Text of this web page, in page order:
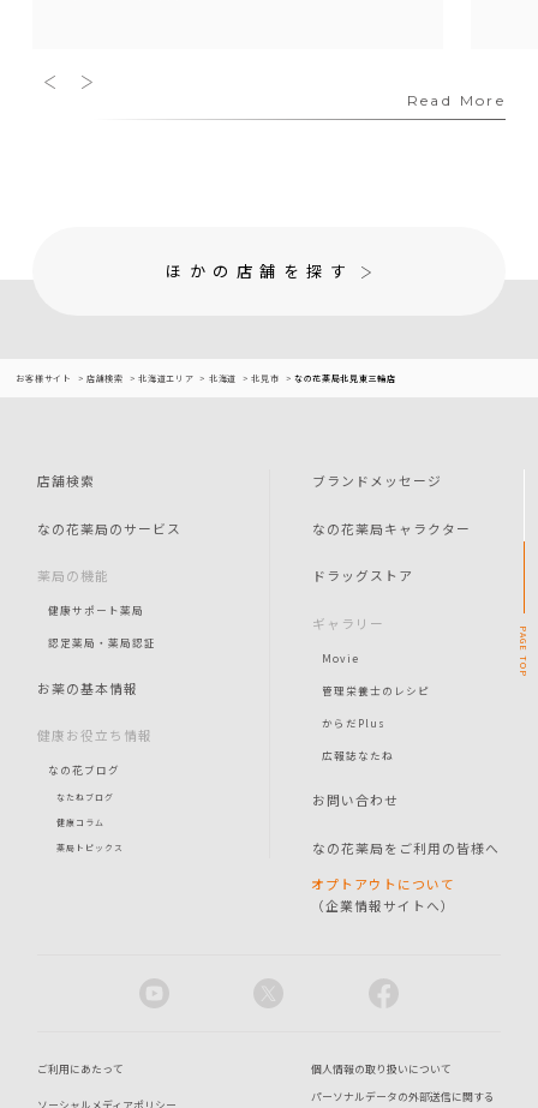
Read More
ほかの店舗を探す
お客様サイト 店舗検索 北海道エリア 北海道 北見市 なの花薬局北見東三輪店
店舗検索
なの花薬局のサービス
薬局の機能
健康サポート薬局
認定薬局・薬局認証
お薬の基本情報
健康お役立ち情報
なの花ブログ
なたねブログ
健康コラム
薬局トピックス
ブランドメッセージ
なの花薬局キャラクター
ドラッグストア
ギャラリー
Movie
管理栄養士のレシピ
からだPlus
広報誌なたね
お問い合わせ
なの花薬局をご利用の皆様へ
オプトアウトについて
（企業情報サイトへ）
ご利用にあたって 個人情報の取り扱いについて
ソーシャルメディアポリシー
パーソナルデータの外部送信に関する
PAGE
TOP